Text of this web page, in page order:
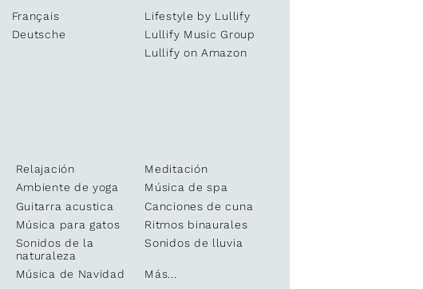
Français
Deutsche
Lifestyle by Lullify
Lullify Music Group
Lullify on Amazon
Relajación
Meditación
Ambiente de yoga
Música de spa
Guitarra acustica
Canciones de cuna
Música para gatos
Ritmos binaurales
Sonidos de la
naturaleza
Sonidos de lluvia
Música de Navidad Más...